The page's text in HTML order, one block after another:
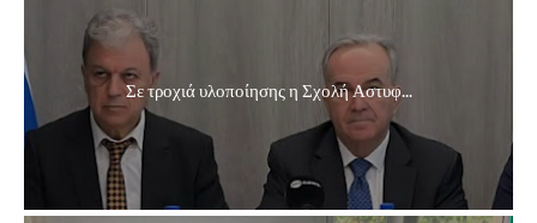
Σε τροχιά υλοποίησης η Σχολή Αστυφ...